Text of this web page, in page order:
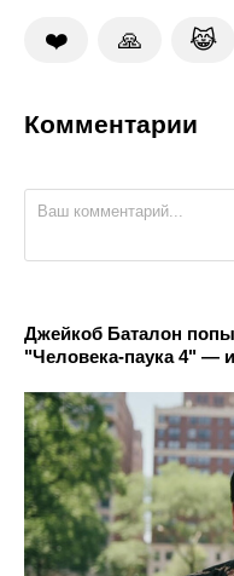
❤️ 🙏 😹
Комментарии
Джейкоб Баталон
"Человека-паука 4" —